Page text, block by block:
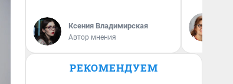
Ксения Владимирская
Автор мнения
РЕКОМЕНДУЕМ